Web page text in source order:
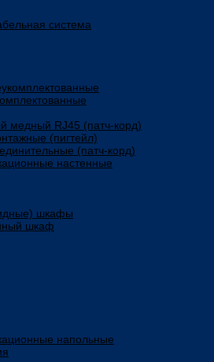
система
медный RJ45 (патч-корд)
(пигтейл)
(патч-корд)
настенные
шкафы
шкаф
напольные